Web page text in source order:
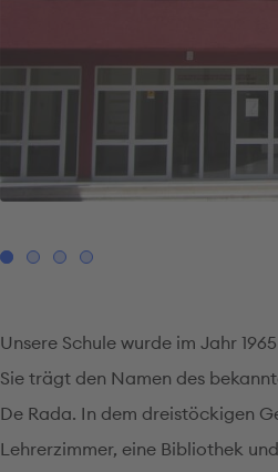
Unsere Schule wurde im Jahr
Sie trägt den Namen des
De Rada. In dem dreistöckigen
Lehrerzimmer, eine Bibliothek